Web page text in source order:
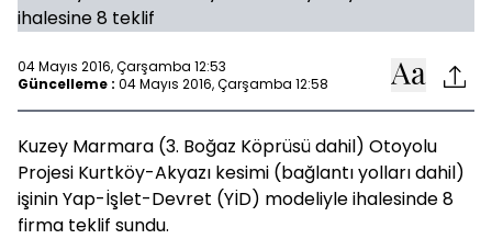
04 Mayıs 2016, Çarşamba 12:53
Güncelleme : 04 Mayıs 2016, Çarşamba 12:58
Kuzey Marmara (3. Boğaz Köprüsü dahil) Otoyolu
Projesi Kurtköy-Akyazı kesimi (bağlantı yolları dahil)
işinin Yap-İşlet-Devret (YİD) modeliyle ihalesinde 8
firma teklif sundu.